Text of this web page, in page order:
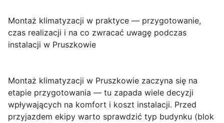
Montaż klimatyzacji w praktyce — przygotowanie,
czas realizacji i na co zwracać uwagę podczas
instalacji w Pruszkowie
Montaż klimatyzacji w Pruszkowie zaczyna się na
etapie przygotowania — tu zapada wiele decyzji
wpływających na komfort i koszt instalacji. Przed
przyjazdem ekipy warto sprawdzić typ budynku (blok